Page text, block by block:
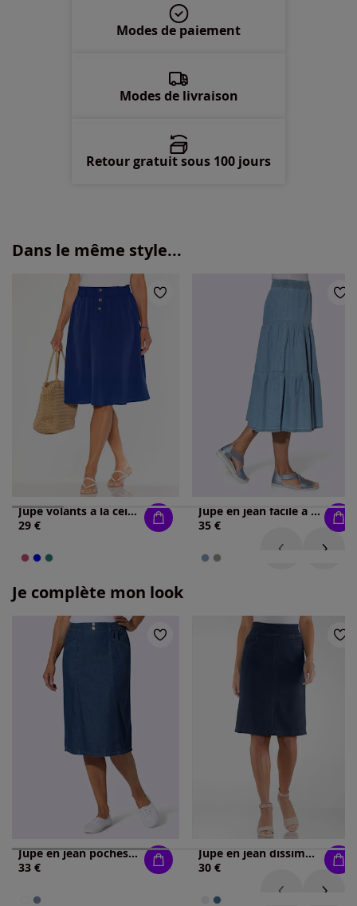
Modes de paiement
Modes de livraison
Retour gratuit sous 100 jours
Dans le même style...
Jupe volants à la ceinture élastique
29 €
Jupe en jean facile à enfiler
35 €
Je complète mon look
Jupe en jean poches en biais
33 €
Jupe en jean dissimule les rondeurs
30 €